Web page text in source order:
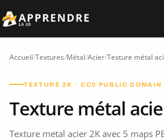
Accueil/Textures/Métal/Acier/Texture métal
TEXTURE 2K · CC0 PUBLIC DOMAIN
Texture métal
Texture metal acier 2K avec 5 maps